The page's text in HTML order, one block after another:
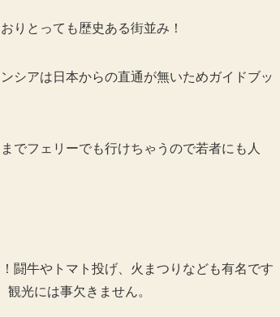
りとっても歴史ある街並み！
シアは日本からの直通が無いためガイドブッ
でフェリーでも行けちゃうので若者にも人
闘牛やトマト投げ、火まつりなども有名です
光には事欠きません。